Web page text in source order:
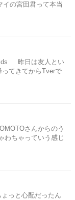
イの宮田君って本当
昨日は友人とい
てきてからTverで
さんからのう
わちゃっていう感じ
っと心配だったん